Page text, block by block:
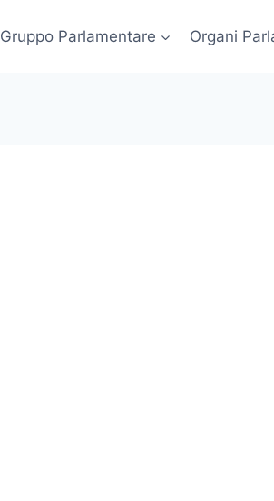
Gruppo Parlamentare Organi